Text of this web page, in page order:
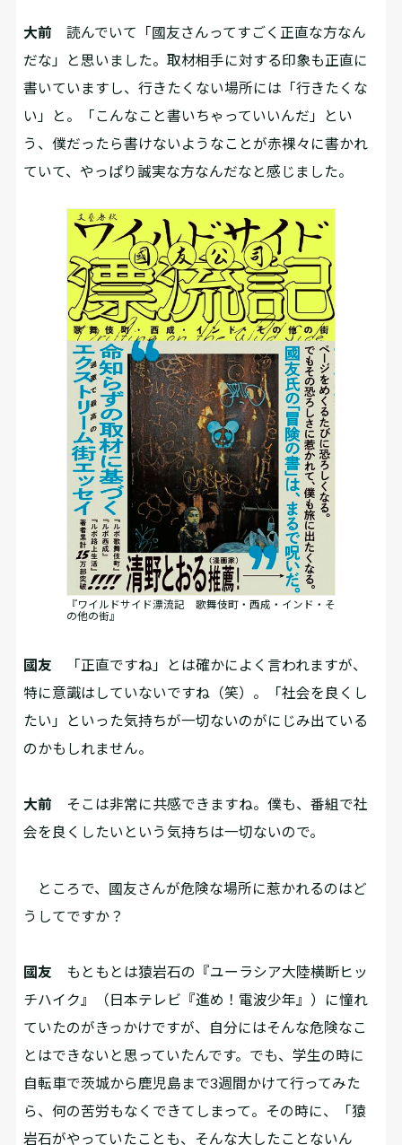
大前 読んでいて「國友さんってすごく正直な方なん
だな」と思いました。取材相手に対する印象も正直に
書いていますし、行きたくない場所には「行きたくな
い」と。「こんなこと書いちゃっていいんだ」とい
う、僕だったら書けないようなことが赤裸々に書かれ
ていて、やっぱり誠実な方なんだなと感じました。
『ワイルドサイド漂流記 歌舞伎町・西成・インド・そ
の他の街』
國友 「正直ですね」とは確かによく言われますが、
特に意識はしていないですね（笑）。「社会を良くし
たい」といった気持ちが一切ないのがにじみ出ている
のかもしれません。
大前 そこは非常に共感できますね。僕も、番組で社
会を良くしたいという気持ちは一切ないので。
ところで、國友さんが危険な場所に惹かれるのはど
うしてですか？
國友 もともとは猿岩石の『ユーラシア大陸横断ヒッ
チハイク』（日本テレビ『進め！電波少年』）に憧れ
ていたのがきっかけですが、自分にはそんな危険なこ
とはできないと思っていたんです。でも、学生の時に
自転車で茨城から鹿児島まで3週間かけて行ってみた
ら、何の苦労もなくできてしまって。その時に、「猿
岩石がやっていたことも、そんな大したことないん